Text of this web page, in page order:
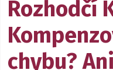
Rozhodčí
chybu?